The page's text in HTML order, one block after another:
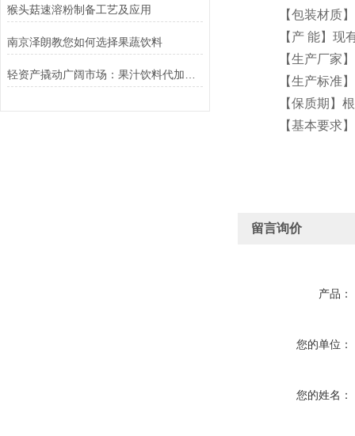
猴头菇速溶粉制备工艺及应用
南京泽朗教您如何选择果蔬饮料
【包装材质】
【产 能】现有
【生产厂家】
【生产标准】
【保质期】根
【基本要求】
留言询价
产品：
您的单位：
您的姓名：